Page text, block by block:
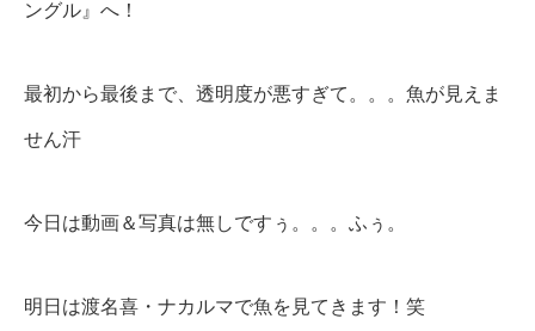
ングル』へ！
最初から最後まで、透明度が悪すぎて。。。魚が見えま
せん汗
今日は動画＆写真は無しですぅ。。。ふぅ。
明日は渡名喜・ナカルマで魚を見てきます！笑